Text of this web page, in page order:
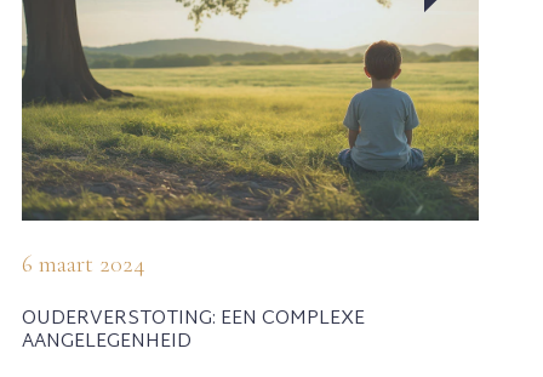
6 maart 2024
OUDERVERSTOTING: EEN COMPLEXE
AANGELEGENHEID